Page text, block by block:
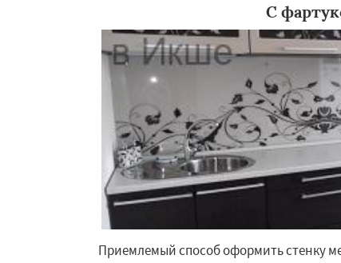
С
Приемлемый способ оформить стенку